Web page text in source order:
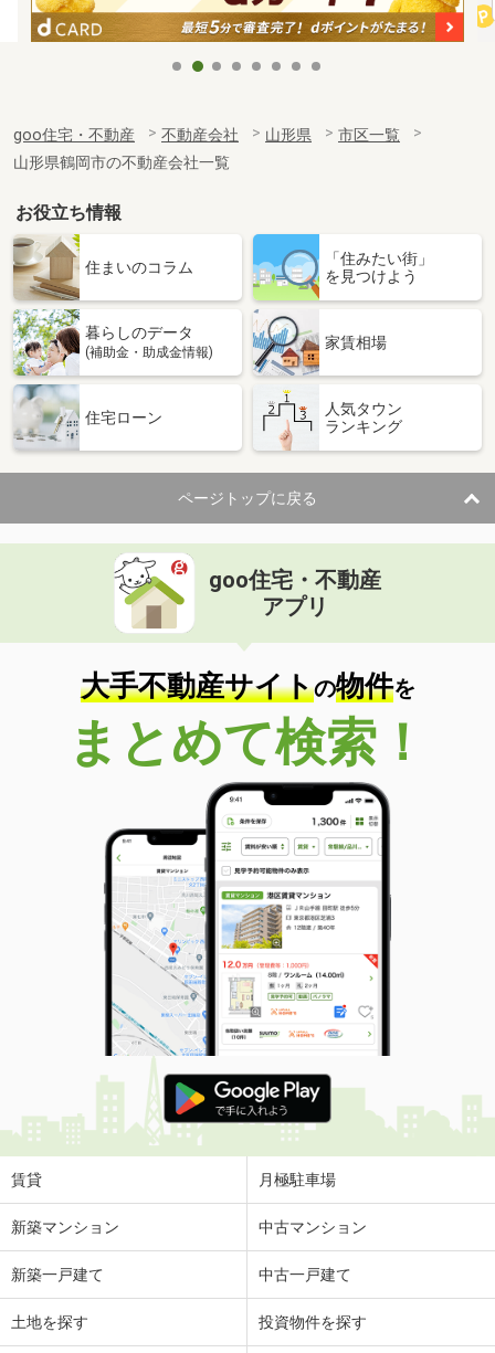
goo住宅・不動産 不動産会社 山形県
市区一覧
山形県鶴岡市の不動産会社一覧
お役立ち情報
住まいのコラム
「住みたい街」
を見つけよう
暮らしのデータ
(補助金・助成金情報)
家賃相場
住宅ローン
人気タウン
ランキング
ページトップに戻る
goo住宅・不動産
アプリ
大手不動産サイトの物件を
まとめて検索！
賃貸 月極駐車場
新築マンション 中古マンション
新築一戸建て 中古一戸建て
土地を探す 投資物件を探す